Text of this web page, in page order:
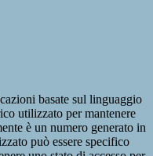
basate sul linguaggio
utilizzato per mantenere
è un numero generato in
può essere specifico